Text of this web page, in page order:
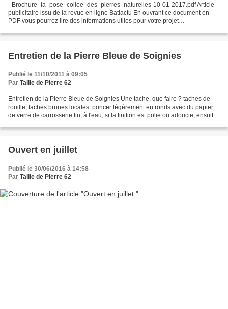
- Brochure_la_pose_collee_des_pierres_naturelles-10-01-2017.pdf Article
publicitaire issu de la revue en ligne Batiactu En ouvrant ce document en
PDF vous pourrez lire des informations utiles pour votre projet
Entretien de la Pierre Bleue de Soignies
Publié le 11/10/2011 à 09:05
Par Taille de Pierre 62
Entretien de la Pierre Bleue de Soignies Une tache, que faire ? taches de
rouille, taches brunes locales: poncer légèrement en ronds avec du papier
de verre de carrosserie fin, à l'eau, si la finition est polie ou adoucie; ensuite,
Ouvert en juillet
Publié le 30/06/2016 à 14:58
Par Taille de Pierre 62